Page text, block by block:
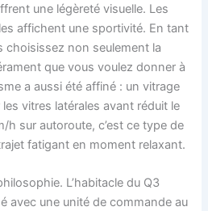
une légèreté visuelle. Les
affichent une sportivité. En tant
choisissez non seulement la
que vous voulez donner à
a aussi été affiné : un vitrage
vitres latérales avant réduit le
h sur autoroute, c’est ce type de
fatigant en moment relaxant.
L’habitacle du Q3
avec une unité de commande au